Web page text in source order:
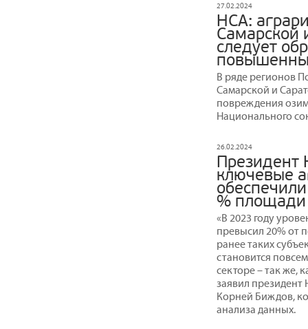
27.02.2024
НСА:
Самарской
следует
В ряде регионов
Самарской и
повреждения
Национального
26.02.2024
ключевые
% площади
«В 2023 году
превысил 20% от
ранее таких
становится
секторе – так же,
заявил
Корней Биждов,
анализа данных.